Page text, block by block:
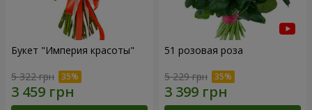
Букет "Империя красоты"
5 322 грн
51 розовая роза
5 229 грн